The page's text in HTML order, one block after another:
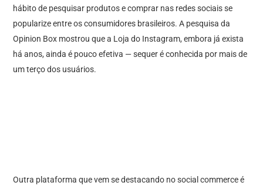
hábito de pesquisar produtos e comprar nas redes sociais se
popularize entre os consumidores brasileiros. A pesquisa da
Opinion Box mostrou que a Loja do Instagram, embora já exista
há anos, ainda é pouco efetiva — sequer é conhecida por mais de
um terço dos usuários.
Outra plataforma que vem se destacando no social commerce é